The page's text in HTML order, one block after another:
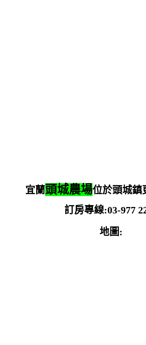
宜蘭頭城農場位於頭城鎮
訂房專線:03-977
地圖: